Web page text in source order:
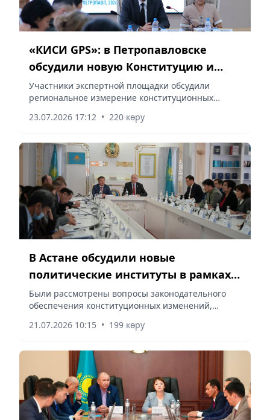
«КИСИ GPS»: в Петропавловске
обсудили новую Конституцию и
роль регионов в ее реализации
Участники экспертной площадки обсудили
региональное измерение конституционных
23.07.2026 17:12 • 220 көру
В Астане обсудили новые
политические институты в рамках
конституционной реформы 2026
года
Были рассмотрены вопросы законодательного
обеспечения конституционных изменений,
21.07.2026 10:15 • 199 көру